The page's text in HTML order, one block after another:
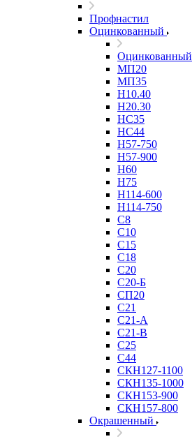
Профнастил
Оцинкованный
Оцинкованный
МП20
МП35
Н10.40
Н20.30
НС35
НС44
Н57-750
Н57-900
Н60
Н75
Н114-600
Н114-750
С8
С10
С15
С18
С20
С20-Б
СП20
С21
С21-А
С21-В
С25
С44
СКН127-1100
СКН135-1000
СКН153-900
СКН157-800
Окрашенный